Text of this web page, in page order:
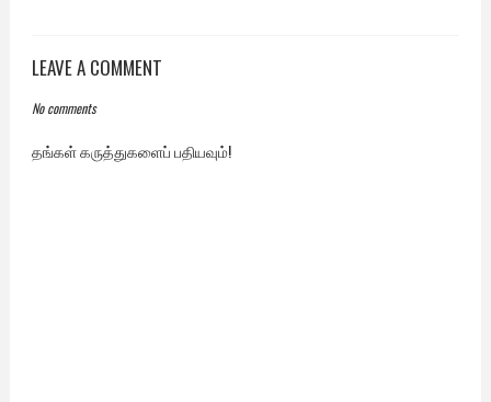
LEAVE A COMMENT
No comments
தங்கள் கருத்துகளைப் பதியவும்!